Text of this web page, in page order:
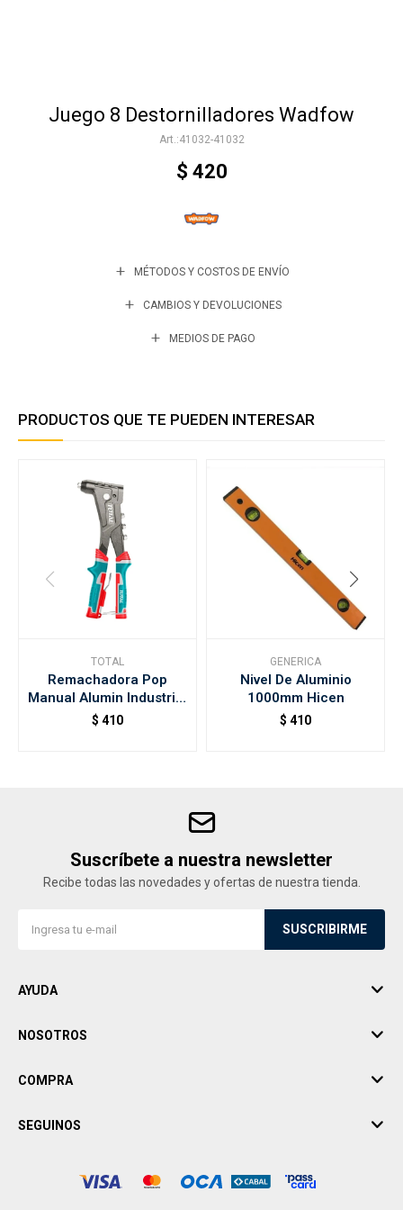
Juego 8 Destornilladores Wadfow
41032-41032
$ 420
MÉTODOS Y COSTOS DE ENVÍO
CAMBIOS Y DEVOLUCIONES
MEDIOS DE PAGO
PRODUCTOS QUE TE PUEDEN INTERESAR
TOTAL
Remachadora Pop
Manual Alumin Industrial
10,5" Total
$ 410
GENERICA
Nivel De Aluminio
1000mm Hicen
$ 410
Suscríbete a nuestra newsletter
Recibe todas las novedades y ofertas de nuestra tienda.
SUSCRIBIRME
AYUDA
NOSOTROS
COMPRA
SEGUINOS
Varios